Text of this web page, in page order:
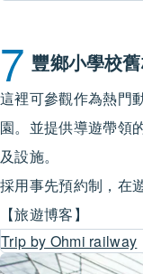
7 豐鄉小學校
這裡可參觀作為熱門
園。並提供導遊帶領
及設施。
採用事先預約制，在
【旅遊博客】